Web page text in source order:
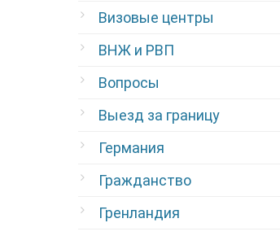
Визовые центры
ВНЖ и РВП
Вопросы
Выезд за границу
Германия
Гражданство
Гренландия